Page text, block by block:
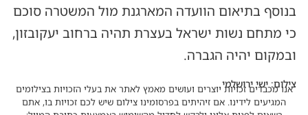
בנוסף בתיאום הוועדה המארגנת מול המשטרה סוכם
כי מתחם נשות ישראל בעצרת תהיה ברחוב יעקובזון,
ובמקום יהיה הגברה.
צילום: ישי ירושלמי
אנו מכבדים זכויות יוצרים ועושים מאמץ לאתר את בעלי הזכויות בצילומים
המגיעים לידינו. אם זיהיתים בפרסומינו צילום שיש לכם זכויות בו, אתם